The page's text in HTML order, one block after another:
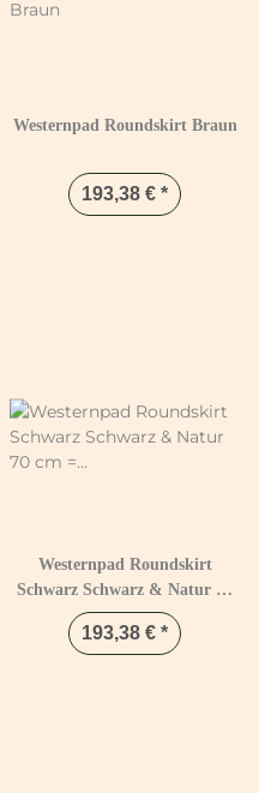
Westernpad Roundskirt Braun
193,38 € *
Westernpad Roundskirt
Schwarz Schwarz & Natur 70
cm = 28"
193,38 € *